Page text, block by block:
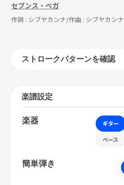
セブンス・ベガ
作詞 : シブヤカンナ/作曲 : シブヤカンナ
ストロークパターンを確認
楽譜設定
楽器 ギター
ベース
簡単弾き